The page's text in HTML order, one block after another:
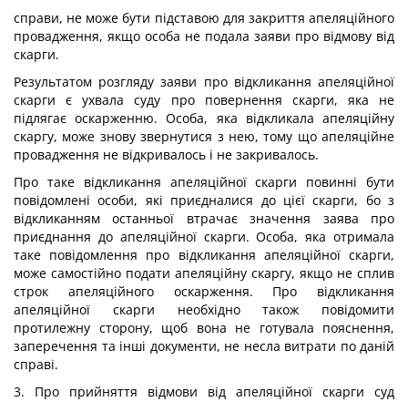
справи, не може бути підставою для закриття апеляційного
провадження, якщо особа не подала заяви про відмову від
скарги.
Результатом розгляду заяви про відкликання апеляційної
скарги є ухвала суду про повернення скарги, яка не
підлягає оскарженню. Особа, яка відкликала апеляційну
скаргу, може знову звернутися з нею, тому що апеляційне
провадження не відкривалось і не закривалось.
Про таке відкликання апеляційної скарги повинні бути
повідомлені особи, які приєдналися до цієї скарги, бо з
відкликанням останньої втрачає значення заява про
приєднання до апеляційної скарги. Особа, яка отримала
таке повідомлення про відкликання апеляційної скарги,
може самостійно подати апеляційну скаргу, якщо не сплив
строк апеляційного оскарження. Про відкликання
апеляційної скарги необхідно також повідомити
протилежну сторону, щоб вона не готувала пояснення,
заперечення та інші документи, не несла витрати по даній
справі.
3. Про прийняття відмови від апеляційної скарги суд